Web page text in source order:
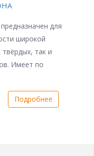
для
широкой
так и
Имеет по
Подробнее